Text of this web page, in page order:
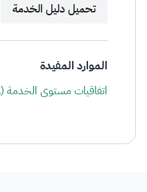
تحميل دليل الخدمة
الموارد المفيدة
اتفاقيات مستوى الخدمة (SLA)